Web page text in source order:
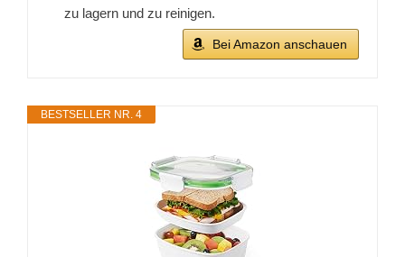
zu lagern und zu reinigen.
Bei Amazon anschauen
BESTSELLER NR. 4